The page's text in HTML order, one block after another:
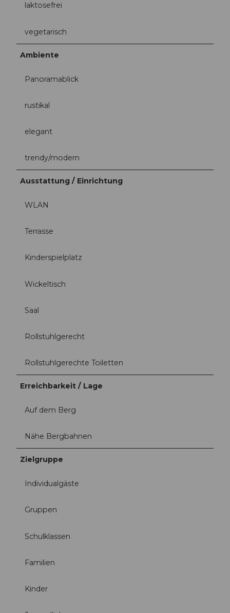
laktosefrei
vegetarisch
Ambiente
Panoramablick
rustikal
elegant
trendy/modern
Ausstattung / Einrichtung
WLAN
Terrasse
Kinderspielplatz
Wickeltisch
Saal
Rollstuhlgerecht
Rollstuhlgerechte Toiletten
Erreichbarkeit / Lage
Auf dem Berg
Nähe Bergbahnen
Zielgruppe
Individualgäste
Gruppen
Schulklassen
Familien
Kinder